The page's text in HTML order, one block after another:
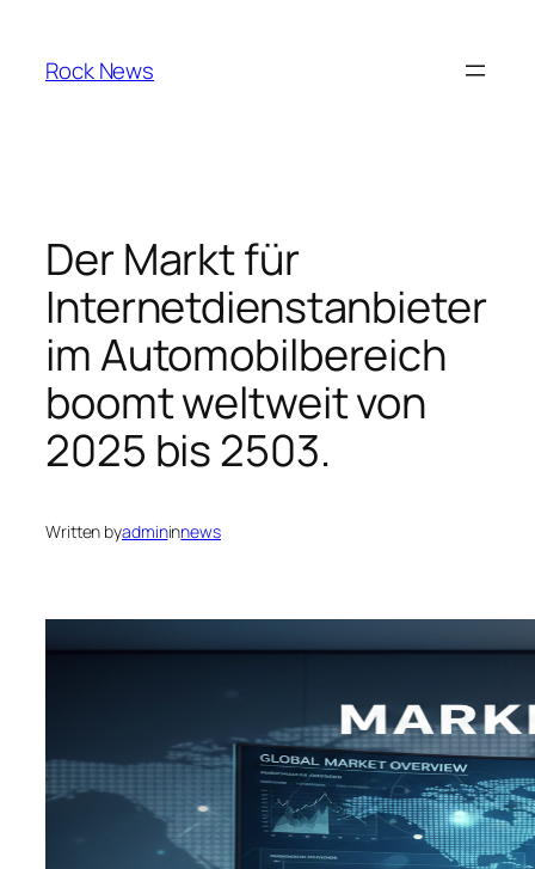
content
Rock News
Der Markt für
Internetdienstanbieter
im Automobilbereich
boomt weltweit von
2025 bis 2503.
Written byadmininnews